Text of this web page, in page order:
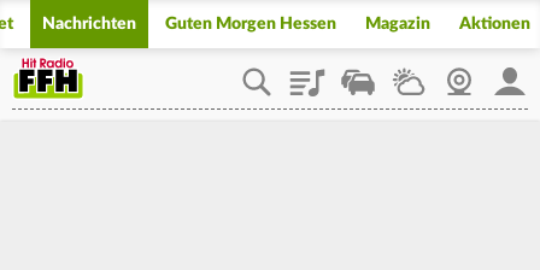
Nachrichten Guten Morgen Hessen Magazin Aktionen
PlaylistStaupilotWetterWebcam